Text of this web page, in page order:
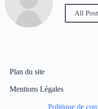
All
Plan du site
Mentions Légales
Politique de